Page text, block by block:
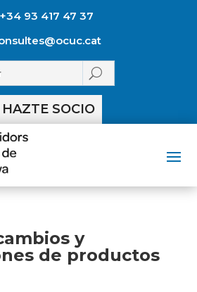
+34 93 417 47 37
HAZTE SOCIO
y
de productos